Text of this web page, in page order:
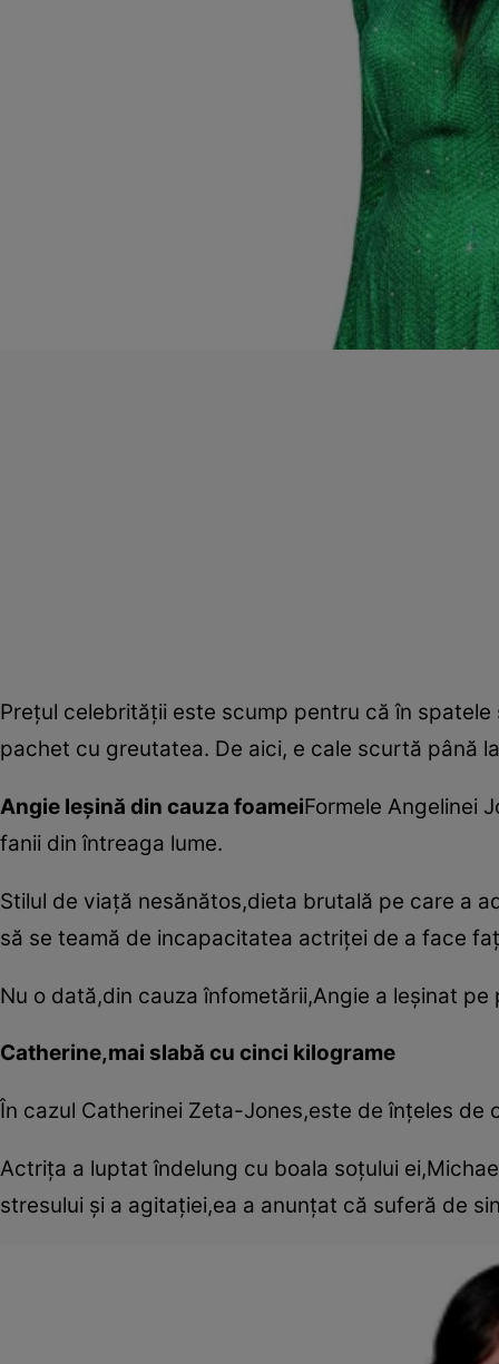
Preţul celebrităţii este scump pentru că în
pachet cu greutatea. De aici, e cale scurtă până
Angie leşină din cauza foameiFormele Angelinei
fanii din întreaga lume.
Stilul de viaţă nesănătos,dieta brutală pe care a
să se teamă de incapacitatea actriţei de a face
Nu o dată,din cauza înfometării,Angie a leşinat
Catherine,mai slabă cu cinci kilograme
În cazul Catherinei Zeta-Jones,este de înţeles de
Actriţa a luptat îndelung cu boala soţului
stresului şi a agitaţiei,ea a anunţat că suferă de